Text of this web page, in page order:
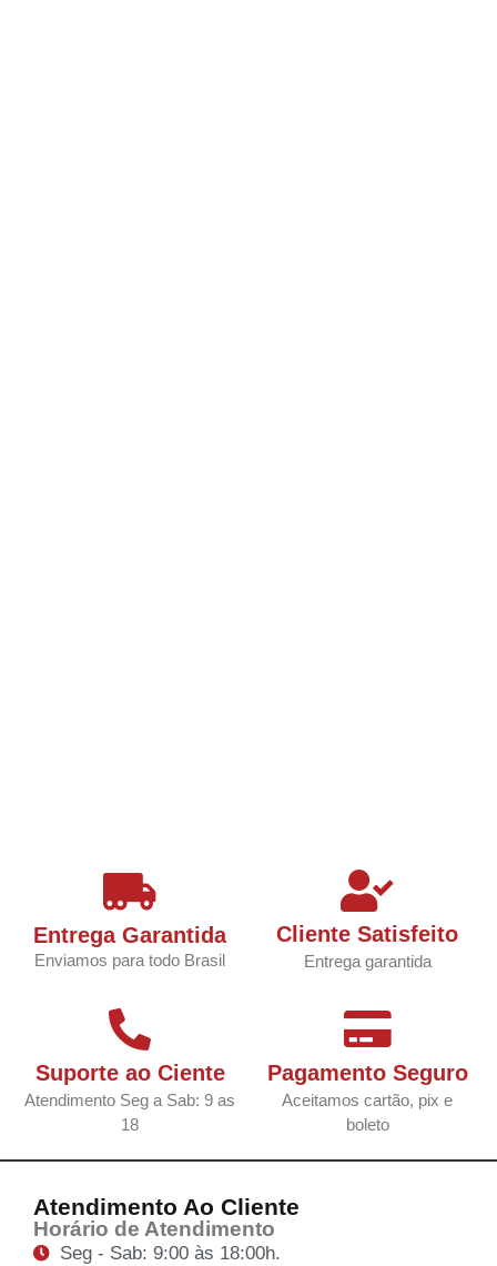
Entrega Garantida
Enviamos para todo Brasil
Cliente Satisfeito
Entrega garantida
Suporte ao Ciente
Atendimento Seg a Sab: 9 as
18
Pagamento Seguro
Aceitamos cartão, pix e
boleto
Atendimento Ao Cliente
Horário de Atendimento
Seg - Sab: 9:00 às 18:00h.